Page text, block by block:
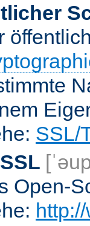
SSL/
Open-